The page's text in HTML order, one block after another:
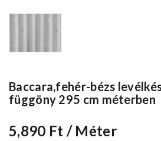
Baccara,fehér-bézs
függöny 295 cm méterben
5,890 Ft / Méter